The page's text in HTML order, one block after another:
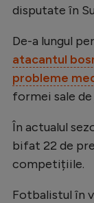
disputate în
De-a lungul
atacantul
probleme
formei sale de
În actualul
bifat 22 de
competițiile.
Fotbalistul în